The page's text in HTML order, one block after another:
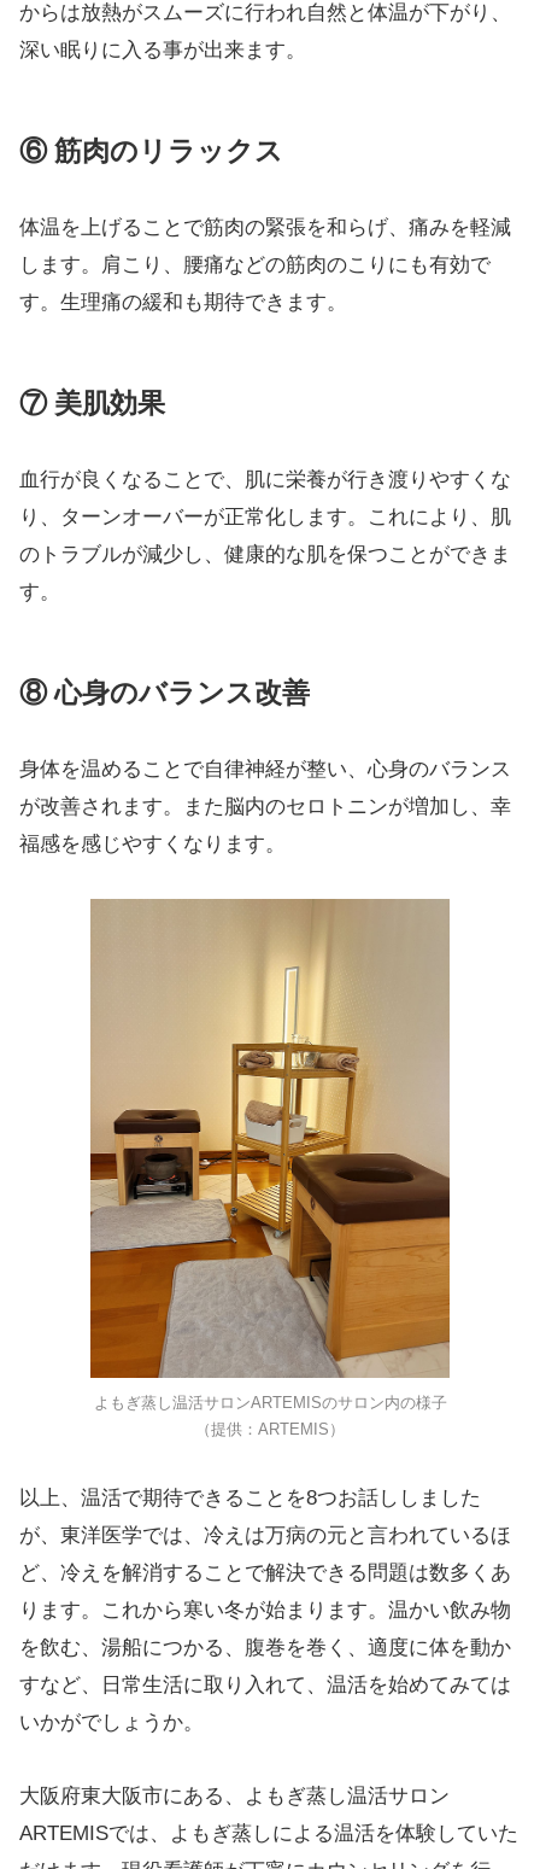
からは放熱がスムーズに行われ自然と体温が下がり、
深い眠りに入る事が出来ます。
⑥ 筋肉のリラックス
体温を上げることで筋肉の緊張を和らげ、痛みを軽減
します。肩こり、腰痛などの筋肉のこりにも有効で
す。生理痛の緩和も期待できます。
⑦ 美肌効果
血行が良くなることで、肌に栄養が行き渡りやすくな
り、ターンオーバーが正常化します。これにより、肌
のトラブルが減少し、健康的な肌を保つことができま
す。
⑧ 心身のバランス改善
身体を温めることで自律神経が整い、心身のバランス
が改善されます。また脳内のセロトニンが増加し、幸
福感を感じやすくなります。
よもぎ蒸し温活サロンARTEMISのサロン内の様子
（提供：ARTEMIS）
以上、温活で期待できることを8つお話ししました
が、東洋医学では、冷えは万病の元と言われているほ
ど、冷えを解消することで解決できる問題は数多くあ
ります。これから寒い冬が始まります。温かい飲み物
を飲む、湯船につかる、腹巻を巻く、適度に体を動か
すなど、日常生活に取り入れて、温活を始めてみては
いかがでしょうか。
大阪府東大阪市にある、よもぎ蒸し温活サロン
ARTEMISでは、よもぎ蒸しによる温活を体験していた